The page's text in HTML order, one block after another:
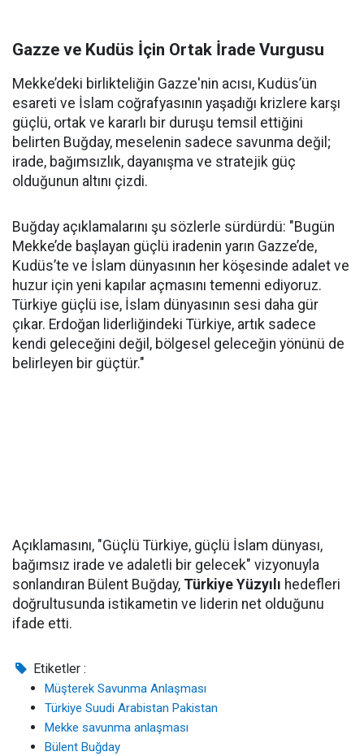
Gazze ve Kudüs İçin Ortak İrade Vurgusu
Mekke’deki birlikteliğin Gazze'nin acısı, Kudüs’ün
esareti ve İslam coğrafyasının yaşadığı krizlere karşı
güçlü, ortak ve kararlı bir duruşu temsil ettiğini
belirten Buğday, meselenin sadece savunma değil;
irade, bağımsızlık, dayanışma ve stratejik güç
olduğunun altını çizdi.
Buğday açıklamalarını şu sözlerle sürdürdü: "Bugün
Mekke’de başlayan güçlü iradenin yarın Gazze’de,
Kudüs’te ve İslam dünyasının her köşesinde adalet ve
huzur için yeni kapılar açmasını temenni ediyoruz.
Türkiye güçlü ise, İslam dünyasının sesi daha gür
çıkar. Erdoğan liderliğindeki Türkiye, artık sadece
kendi geleceğini değil, bölgesel geleceğin yönünü de
belirleyen bir güçtür."
Açıklamasını, "Güçlü Türkiye, güçlü İslam dünyası,
bağımsız irade ve adaletli bir gelecek" vizyonuyla
sonlandıran Bülent Buğday, Türkiye Yüzyılı hedefleri
doğrultusunda istikametin ve liderin net olduğunu
ifade etti.
Etiketler :
Müşterek Savunma Anlaşması
Türkiye Suudi Arabistan Pakistan
Mekke savunma anlaşması
Bülent Buğday